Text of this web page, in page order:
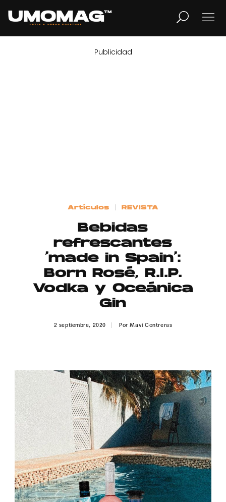
LIFESTYLE
Contacto
Aviso Legal
© 2015-2022 UMOMAG. PROPIEDAD DE UMO agency. TODOS LOS
Publicidad
Artículos REVISTA
Bebidas
refrescantes
‘made in Spain’:
Born Rosé, R.I.P.
Vodka y Oceánica
Gin
2 septiembre, 2020 PorMavi Contreras